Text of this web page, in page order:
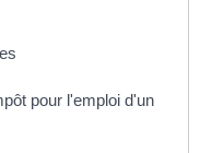
pour l'emploi d'un